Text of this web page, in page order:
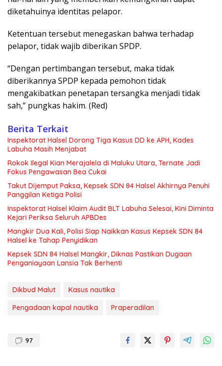
diketahuinya identitas pelapor.
Ketentuan tersebut menegaskan bahwa terhadap
pelapor, tidak wajib diberikan SPDP.
“Dengan pertimbangan tersebut, maka tidak
diberikannya SPDP kepada pemohon tidak
mengakibatkan penetapan tersangka menjadi tidak
sah,” pungkas hakim. (Red)
Berita Terkait
Inspektorat Halsel Dorong Tiga Kasus DD ke APH, Kades
Labuha Masih Menjabat
Rokok Ilegal Kian Merajalela di Maluku Utara, Ternate Jadi
Fokus Pengawasan Bea Cukai
Takut Dijemput Paksa, Kepsek SDN 84 Halsel Akhirnya Penuhi
Panggilan Ketiga Polisi
Inspektorat Halsel Klaim Audit BLT Labuha Selesai, Kini Diminta
Kejari Periksa Seluruh APBDes
Mangkir Dua Kali, Polisi Siap Naikkan Kasus Kepsek SDN 84
Halsel ke Tahap Penyidikan
Kepsek SDN 84 Halsel Mangkir, Diknas Pastikan Dugaan
Penganiayaan Lansia Tak Berhenti
Dikbud Malut
Kasus nautika
Pengadaan kapal nautika
Praperadilan
97